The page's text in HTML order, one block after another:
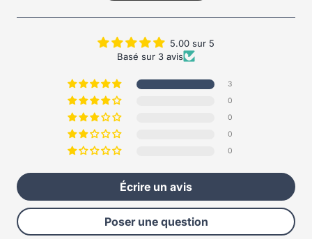
5.00 sur 5
Basé sur 3 avis
3
0
0
0
0
Écrire un avis
Poser une question